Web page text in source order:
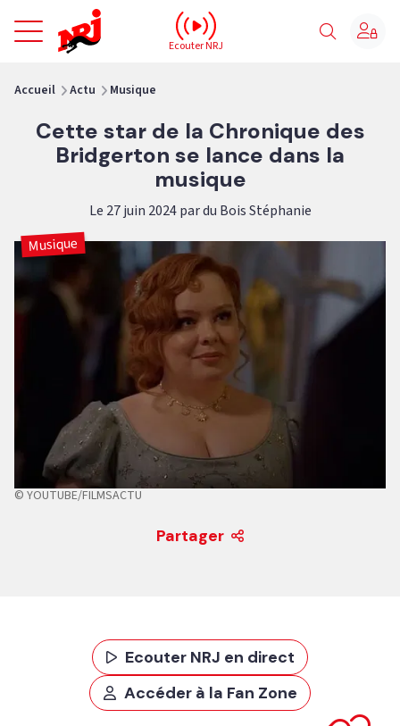
NRJ - Accueil
Ecouter NRJ
Accueil Actu Musique
Cette star de la Chronique des
Bridgerton se lance dans la
musique
Le 27 juin 2024 par du Bois Stéphanie
Musique
© YOUTUBE/FILMSACTU
Partager
Ecouter NRJ en direct
Accéder à la Fan Zone